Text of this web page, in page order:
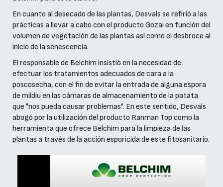
En cuanto al desecado de las plantas, Desvals se refirió a las
prácticas a llevar a cabo con el producto Gozai en función del
volumen de vegetación de las plantas así como el desbroce al
inicio de la senescencia.
El responsable de Belchim insistió en la necesidad de
efectuar los tratamientos adecuados de cara a la
poscosecha, con el fin de evitar la entrada de alguna espora
de mildiu en las cámaras de almacenamiento de la patata
que "nos pueda causar problemas". En este sentido, Desvals
abogó por la utilización del producto Ranman Top como la
herramienta que ofrece Belchim para la limpieza de las
plantas a través de la acción esporicida de este fitosanitario.